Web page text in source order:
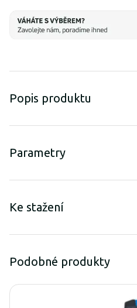
Popis produktu
Parametry
Ke stažení
Podobné produkty